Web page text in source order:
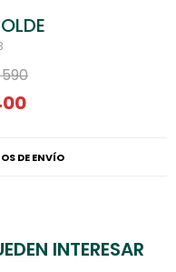
590
DE ENVÍO
INTERESAR